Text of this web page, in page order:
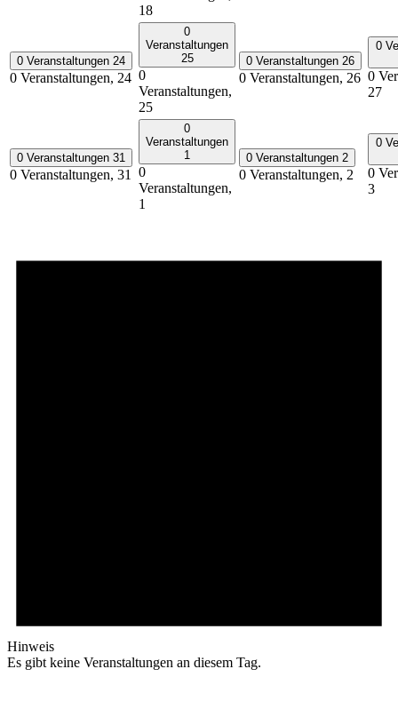
18
0 Veranstaltungen 24
0 Veranstaltungen, 24
0
Veranstaltungen
25
0
Veranstaltungen,
25
0 Veranstaltungen 26
0 Veranstaltungen, 26
0
0
27
0 Veranstaltungen 31
0 Veranstaltungen, 31
0
Veranstaltungen
1
0
Veranstaltungen,
1
0 Veranstaltungen 2
0 Veranstaltungen, 2
0
0
3
Hinweis
Es gibt keine Veranstaltungen an diesem Tag.